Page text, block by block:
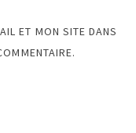
ET MON SITE DANS